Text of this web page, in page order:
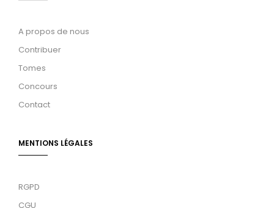
A propos de nous
Contribuer
Tomes
Concours
Contact
MENTIONS LÉGALES
RGPD
CGU